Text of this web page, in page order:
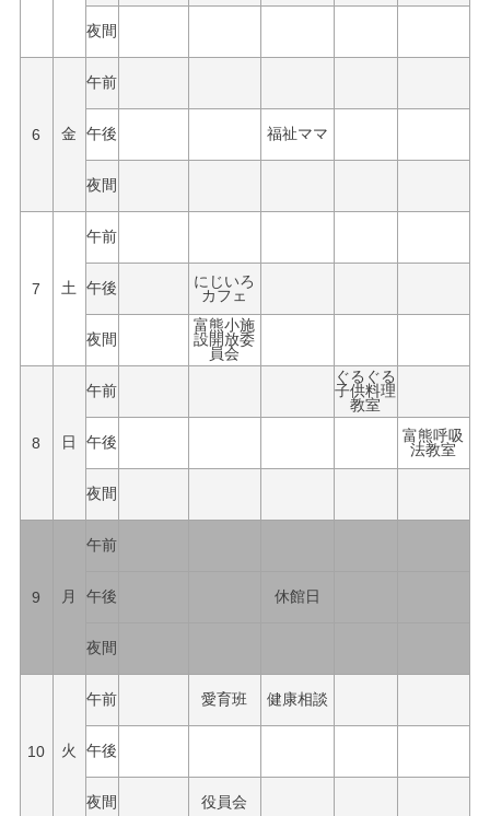
夜間
6 金
午前
午後 福祉ママ
夜間
7 土
午前
午後
にじいろ
カフェ
夜間
富熊小施
設開放委
員会
8 日
午前
ぐるぐる
子供料理
教室
午後
富熊呼吸
法教室
夜間
9 月
午前
午後 休館日
夜間
10 火
午前 愛育班 健康相談
午後
夜間 役員会